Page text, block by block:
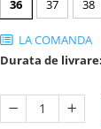
36 37 38
LA COMANDA
Durata de livrare: